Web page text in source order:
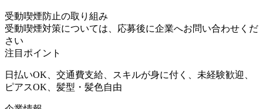
受動喫煙防止の取り組み
受動喫煙対策については、応募後に企業へお問い合わせくだ
さい
注目ポイント
日払いOK、交通費支給、スキルが身に付く、未経験歓迎、
ピアスOK、髪型・髪色自由